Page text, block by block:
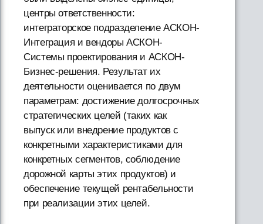
центры ответственности:
интеграторское подразделение АСКОН-
Интеграция и вендоры АСКОН-
Системы проектирования и АСКОН-
Бизнес-решения. Результат их
деятельности оценивается по двум
параметрам: достижение долгосрочных
стратегических целей (таких как
выпуск или внедрение продуктов с
конкретными характеристиками для
конкретных сегментов, соблюдение
дорожной карты этих продуктов) и
обеспечение текущей рентабельности
при реализации этих целей.